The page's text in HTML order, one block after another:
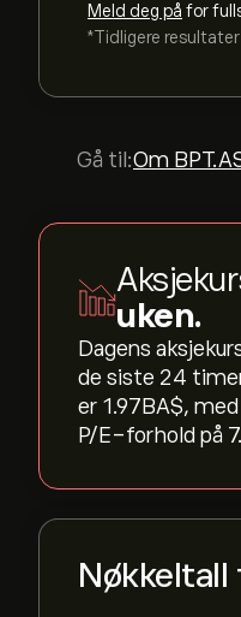
Meld deg på for
*Tidligere
Gå til:Om
uken.
Dagens
de siste 24
er 1.97B‎A$‎,
P/E-forhold på
Nøkkeltall